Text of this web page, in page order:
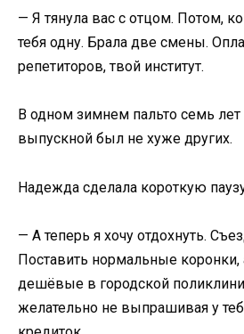
— Я тянула вас с отцом. Потом,
тебя одну. Брала две смены.
репетиторов, твой институт.
В одном зимнем пальто семь лет
выпускной был не хуже других.
Надежда сделала короткую
— А теперь я хочу отдохнуть.
Поставить нормальные
дешёвые в городской
желательно не выпрашивая у